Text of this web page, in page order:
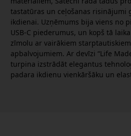
tastatūras un ceļošanas risinājumi
ikdienai. Uzņēmums bija viens no
USB-C piederumus, un kopš tā
zīmolu ar vairākiem
apbalvojumiem. Ar devīzi “Life
turpina izstrādāt elegantus
padara ikdienu vienkāršāku un